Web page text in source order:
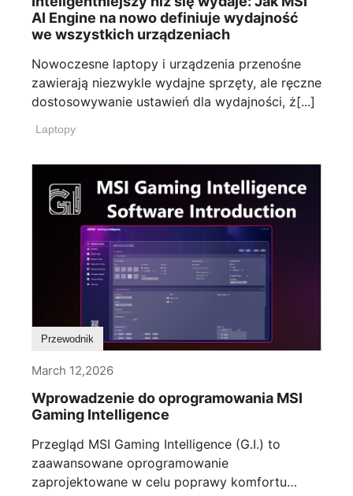
AI Engine na nowo definiuje wydajność
we wszystkich urządzeniach
Nowoczesne laptopy i urządzenia przenośne
zawierają niezwykle wydajne sprzęty, ale ręczne
dostosowywanie ustawień dla wydajności, ż[...]
Laptopy
Przewodnik
March 12,2026
Wprowadzenie do oprogramowania MSI
Gaming Intelligence
Przegląd MSI Gaming Intelligence (G.I.) to
zaawansowane oprogramowanie
zaprojektowane w celu poprawy komfortu